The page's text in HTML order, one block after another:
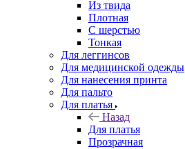
Из твида
Плотная
С шерстью
Тонкая
Для леггинсов
Для медицинской одежды
Для нанесения принта
Для пальто
Для платья
Назад
Для платья
Прозрачная